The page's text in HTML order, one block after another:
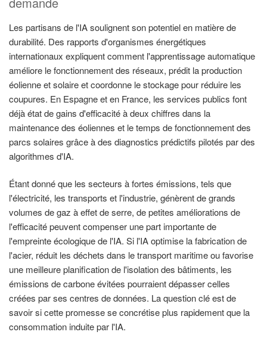
Les partisans de l'IA soulignent son potentiel en matière de
durabilité. Des rapports d'organismes énergétiques
internationaux expliquent comment l'apprentissage automatique
améliore le fonctionnement des réseaux, prédit la production
éolienne et solaire et coordonne le stockage pour réduire les
coupures. En Espagne et en France, les services publics font
déjà état de gains d'efficacité à deux chiffres dans la
maintenance des éoliennes et le temps de fonctionnement des
parcs solaires grâce à des diagnostics prédictifs pilotés par des
algorithmes d'IA.
Étant donné que les secteurs à fortes émissions, tels que
l'électricité, les transports et l'industrie, génèrent de grands
volumes de gaz à effet de serre, de petites améliorations de
l'efficacité peuvent compenser une part importante de
l'empreinte écologique de l'IA. Si l'IA optimise la fabrication de
l'acier, réduit les déchets dans le transport maritime ou favorise
une meilleure planification de l'isolation des bâtiments, les
émissions de carbone évitées pourraient dépasser celles
créées par ses centres de données. La question clé est de
savoir si cette promesse se concrétise plus rapidement que la
consommation induite par l'IA.